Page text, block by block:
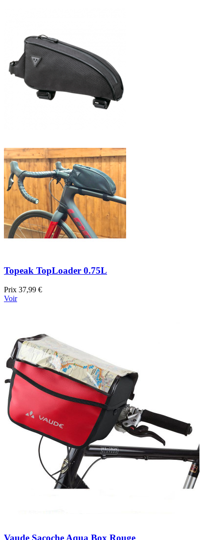
Topeak TopLoader 0.75L
Prix 37,99 €
Voir
Vaude Sacoche Aqua Box Rouge